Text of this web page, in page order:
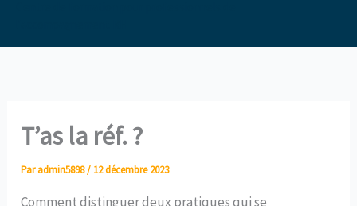
T’as la réf. ?
Paradmin5898/ 12 décembre 2023
Comment distinguer deux pratiques qui se